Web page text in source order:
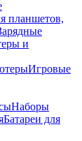
планшетов,
и
Игровые
Наборы
Батареи для